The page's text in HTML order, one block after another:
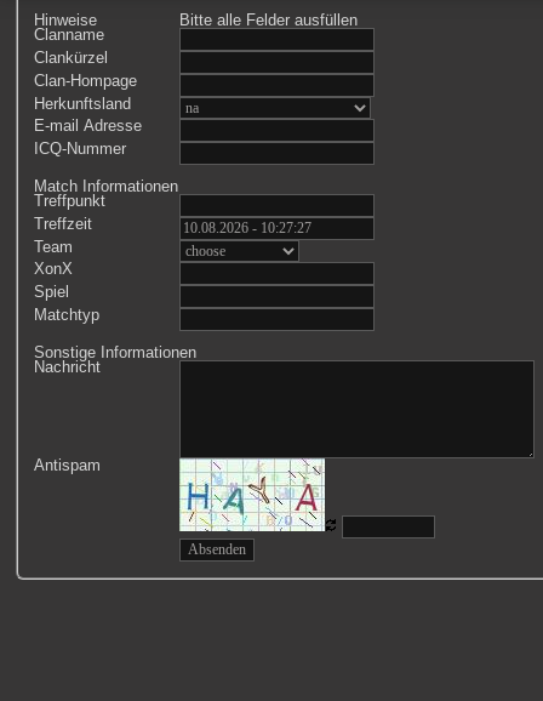
Hinweise
Bitte alle Felder ausfüllen
Clanname
Clankürzel
Clan-Hompage
Herkunftsland
E-mail Adresse
ICQ-Nummer
Match Informationen
Treffpunkt
Treffzeit
Team
XonX
Spiel
Matchtyp
Sonstige Informationen
Nachricht
Antispam